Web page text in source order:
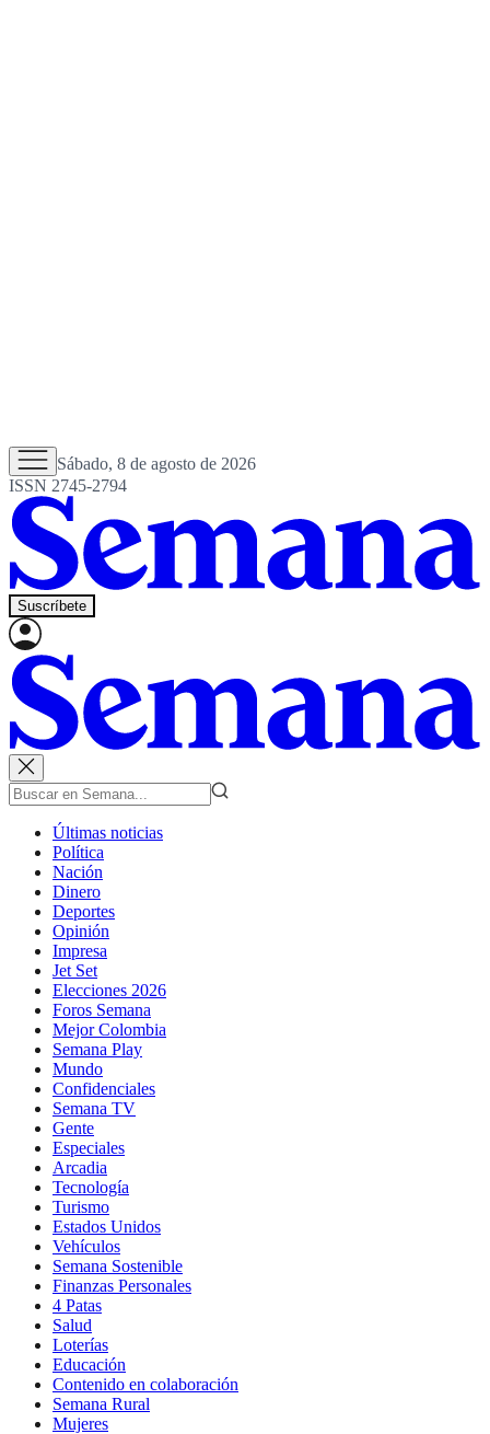
Sábado, 8 de agosto de 2026
ISSN 2745-2794
Suscríbete
Últimas noticias
Política
Nación
Dinero
Deportes
Opinión
Impresa
Jet Set
Elecciones 2026
Foros Semana
Mejor Colombia
Semana Play
Mundo
Confidenciales
Semana TV
Gente
Especiales
Arcadia
Tecnología
Turismo
Estados Unidos
Vehículos
Semana Sostenible
Finanzas Personales
4 Patas
Salud
Loterías
Educación
Contenido en colaboración
Semana Rural
Mujeres